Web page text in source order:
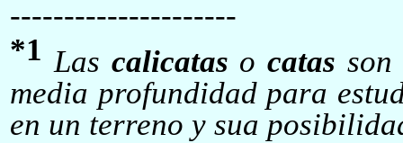
---------------------
*1 Las calicatas ocatas son
media profundidad para
en un terreno y sua